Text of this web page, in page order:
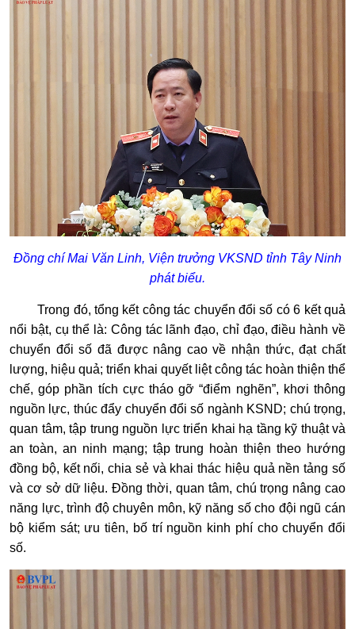
Đồng chí Mai Văn Linh, Viện trưởng VKSND tỉnh Tây Ninh
phát biểu.
Trong đó, tổng kết công tác chuyển đổi số có 6 kết quả
nổi bật, cụ thể là: Công tác lãnh đạo, chỉ đạo, điều hành về
chuyển đổi số đã được nâng cao về nhận thức, đạt chất
lượng, hiệu quả; triển khai quyết liệt công tác hoàn thiện thể
chế, góp phần tích cực tháo gỡ “điểm nghẽn”, khơi thông
nguồn lực, thúc đẩy chuyển đổi số ngành KSND; chú trọng,
quan tâm, tập trung nguồn lực triển khai hạ tầng kỹ thuật và
an toàn, an ninh mạng; tập trung hoàn thiện theo hướng
đồng bộ, kết nối, chia sẻ và khai thác hiệu quả nền tảng số
và cơ sở dữ liệu. Đồng thời, quan tâm, chú trọng nâng cao
năng lực, trình độ chuyên môn, kỹ năng số cho đội ngũ cán
bộ kiểm sát; ưu tiên, bố trí nguồn kinh phí cho chuyển đổi
số.